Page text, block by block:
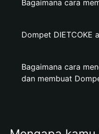
Bagaimana cara
Dompet DIETCOKE
Bagaimana cara
dan membuat